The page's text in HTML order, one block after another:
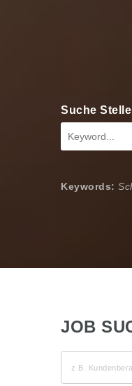
Suche
Keywords:
JOB
z.B.
Kundenberater